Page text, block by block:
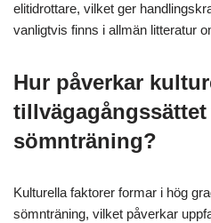
elitidrottare, vilket ger
vanligtvis finns i allmän litteratur
Hur påverkar
sömnträning?
Kulturella faktorer formar i hög
sömnträning, vilket påverkar